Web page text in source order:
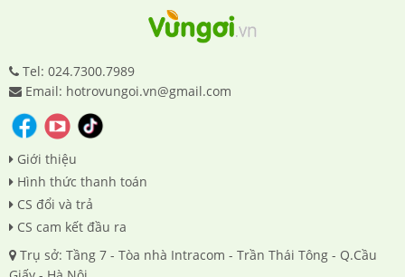
Tel: 024.7300.7989
Email: hotrovungoi.vn@gmail.com
Giới thiệu
Hình thức thanh toán
CS đổi và trả
CS cam kết đầu ra
Trụ sở: Tầng 7 - Tòa nhà Intracom - Trần Thái Tông - Q.Cầu